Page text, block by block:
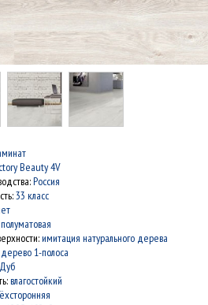
Beauty 4V
Россия
33 класс
полуматовая
имитация натурального дерева
1-полоса
Дуб
влагостойкий